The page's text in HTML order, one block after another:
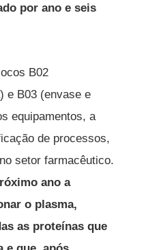
por ano e seis
B02
e B03 (envase e
equipamentos, a
de processos,
setor farmacêutico.
ano a
o plasma,
as proteínas que